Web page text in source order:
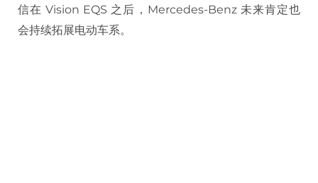
信在 Vision EQS 之后，Mercedes-Benz 未来肯定也
会持续拓展电动车系。